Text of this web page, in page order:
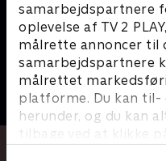
samarbejdspartnere
oplevelse af TV 2
målrette annoncer til
samarbejdspartnere
målrettet
platforme. Du kan til-
herunder, og du kan
tilbage ved at klikke
Klovn
Komedie • 11 sæsoner